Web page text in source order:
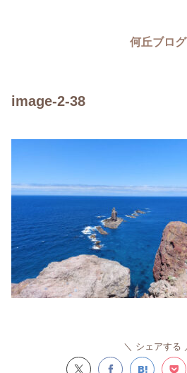
何丘ブログ
image-2-38
シェアする